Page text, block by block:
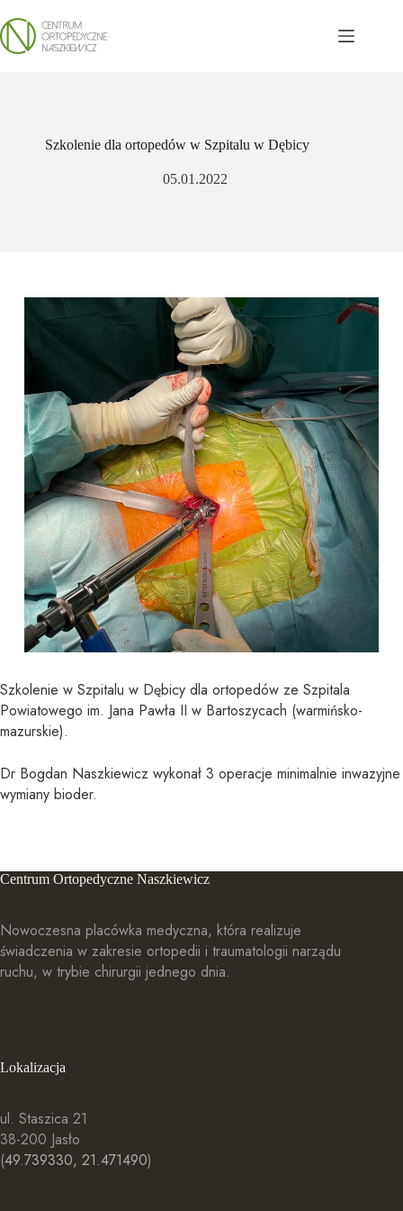
to
content
Szkolenie dla ortopedów w Szpitalu w Dębicy
05.01.2022
Szkolenie w Szpitalu w Dębicy dla ortopedów ze Szpitala
Powiatowego im. Jana Pawła II w Bartoszycach (warmińsko-
mazurskie).
Dr Bogdan Naszkiewicz wykonał 3 operacje minimalnie inwazyjne
wymiany bioder.
Centrum Ortopedyczne Naszkiewicz
Nowoczesna placówka medyczna, która realizuje
świadczenia w zakresie ortopedii i traumatologii narządu
ruchu, w trybie chirurgii jednego dnia.
Lokalizacja
ul. Staszica 21
38-200 Jasło
(49.739330, 21.471490)